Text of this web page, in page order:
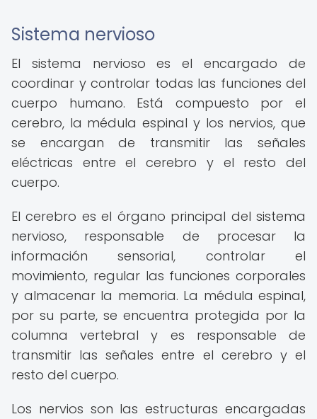
Sistema nervioso
El sistema nervioso es el encargado de
coordinar y controlar todas las funciones del
cuerpo humano. Está compuesto por el
cerebro, la médula espinal y los nervios, que
se encargan de transmitir las señales
eléctricas entre el cerebro y el resto del
cuerpo.
El cerebro es el órgano principal del sistema
nervioso, responsable de procesar la
información sensorial, controlar el
movimiento, regular las funciones corporales
y almacenar la memoria. La médula espinal,
por su parte, se encuentra protegida por la
columna vertebral y es responsable de
transmitir las señales entre el cerebro y el
resto del cuerpo.
Los nervios son las estructuras encargadas